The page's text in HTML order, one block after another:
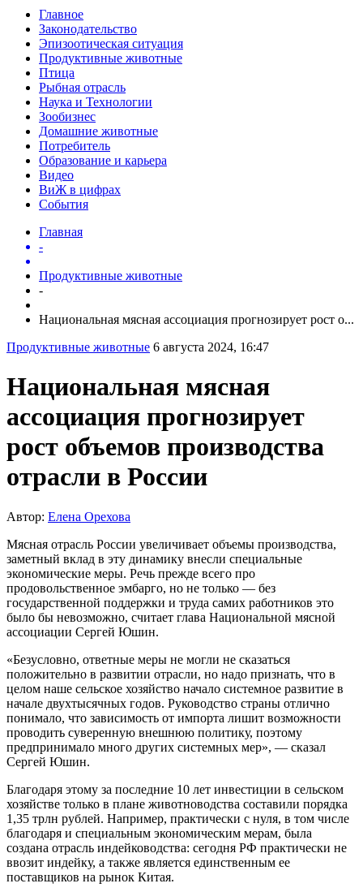
Главное
Законодательство
Эпизоотическая ситуация
Продуктивные животные
Птица
Рыбная отрасль
Наука и Технологии
Зообизнес
Домашние животные
Потребитель
Образование и карьера
Видео
ВиЖ в цифрах
События
Главная
-
Продуктивные животные
-
Национальная мясная ассоциация прогнозирует рост о...
Продуктивные животные 6 августа 2024, 16:47
Национальная мясная
ассоциация прогнозирует
рост объемов производства
отрасли в России
Автор: Елена Орехова
Мясная отрасль России увеличивает объемы производства,
заметный вклад в эту динамику внесли специальные
экономические меры. Речь прежде всего про
продовольственное эмбарго, но не только — без
государственной поддержки и труда самих работников это
было бы невозможно, считает глава Национальной мясной
ассоциации Сергей Юшин.
«Безусловно, ответные меры не могли не сказаться
положительно в развитии отрасли, но надо признать, что в
целом наше сельское хозяйство начало системное развитие в
начале двухтысячных годов. Руководство страны отлично
понимало, что зависимость от импорта лишит возможности
проводить суверенную внешнюю политику, поэтому
предпринимало много других системных мер», — сказал
Сергей Юшин.
Благодаря этому за последние 10 лет инвестиции в сельском
хозяйстве только в плане животноводства составили порядка
1,35 трлн рублей. Например, практически с нуля, в том числе
благодаря и специальным экономическим мерам, была
создана отрасль индейководства: сегодня РФ практически не
ввозит индейку, а также является единственным ее
поставщиков на рынок Китая.